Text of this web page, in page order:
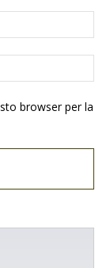
browser per la